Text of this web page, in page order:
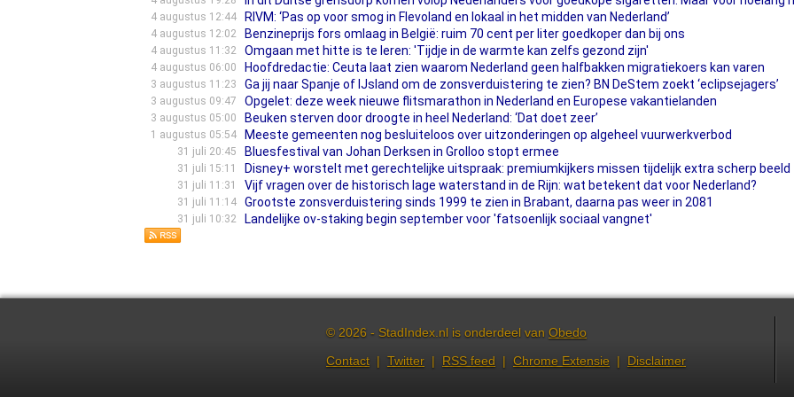
4 augustus 12:44 RIVM: ‘Pas op voor smog in Flevoland en lokaal in het midden van Nederland’
4 augustus 12:02 Benzineprijs fors omlaag in België: ruim 70 cent per liter goedkoper dan bij ons
4 augustus 11:32 Omgaan met hitte is te leren: 'Tijdje in de warmte kan zelfs gezond zijn'
4 augustus 06:00 Hoofdredactie: Ceuta laat zien waarom Nederland geen halfbakken migratiekoers kan varen
3 augustus 11:23 Ga jij naar Spanje of IJsland om de zonsverduistering te zien? BN DeStem zoekt ‘eclipsejagers’
3 augustus 09:47 Opgelet: deze week nieuwe flitsmarathon in Nederland en Europese vakantielanden
3 augustus 05:00 Beuken sterven door droogte in heel Nederland: ‘Dat doet zeer’
1 augustus 05:54 Meeste gemeenten nog besluiteloos over uitzonderingen op algeheel vuurwerkverbod
31 juli 20:45 Bluesfestival van Johan Derksen in Grolloo stopt ermee
31 juli 15:11 Disney+ worstelt met gerechtelijke uitspraak: premiumkijkers missen tijdelijk extra scherp beeld
31 juli 11:31 Vijf vragen over de historisch lage waterstand in de Rijn: wat betekent dat voor Nederland?
31 juli 11:14 Grootste zonsverduistering sinds 1999 te zien in Brabant, daarna pas weer in 2081
31 juli 10:32 Landelijke ov-staking begin september voor 'fatsoenlijk sociaal vangnet'
© 2026 - StadIndex.nl is onderdeel van Obedo
Contact | Twitter | RSS feed | Chrome Extensie | Disclaimer